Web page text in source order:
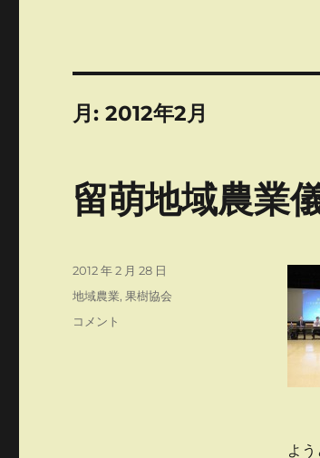
月:2012年2月
留萌地域農業
よう
投
稿
2012 年 2 月 28 日
カ
地域農業,果樹協会
留
コメント